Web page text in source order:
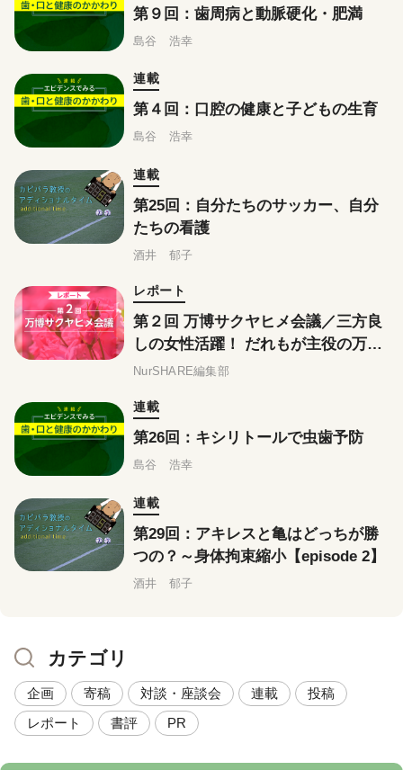
第９回：歯周病と動脈硬化・肥満
島谷 浩幸
連載
第４回：口腔の健康と子どもの生育
島谷 浩幸
連載
第25回：自分たちのサッカー、自分
たちの看護
酒井 郁子
レポート
第２回 万博サクヤヒメ会議／三方良
しの女性活躍！ だれもが主役の万博
へ
NurSHARE編集部
連載
第26回：キシリトールで虫歯予防
島谷 浩幸
連載
第29回：アキレスと亀はどっちが勝
つの？～身体拘束縮小【episode 2】
酒井 郁子
カテゴリ
企画 寄稿 対談・座談会 連載
投稿
レポート
書評 PR